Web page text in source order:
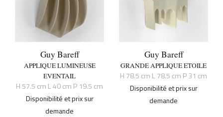
Guy Bareff
APPLIQUE LUMINEUSE
EVENTAIL
H 57.5 cm L 40 cm P 19.5 cm
Disponibilité et prix sur
demande
Guy Bareff
GRANDE APPLIQUE ETOILE
H 78.5 cm L 78.5 cm P 31 cm
Disponibilité et prix sur
demande